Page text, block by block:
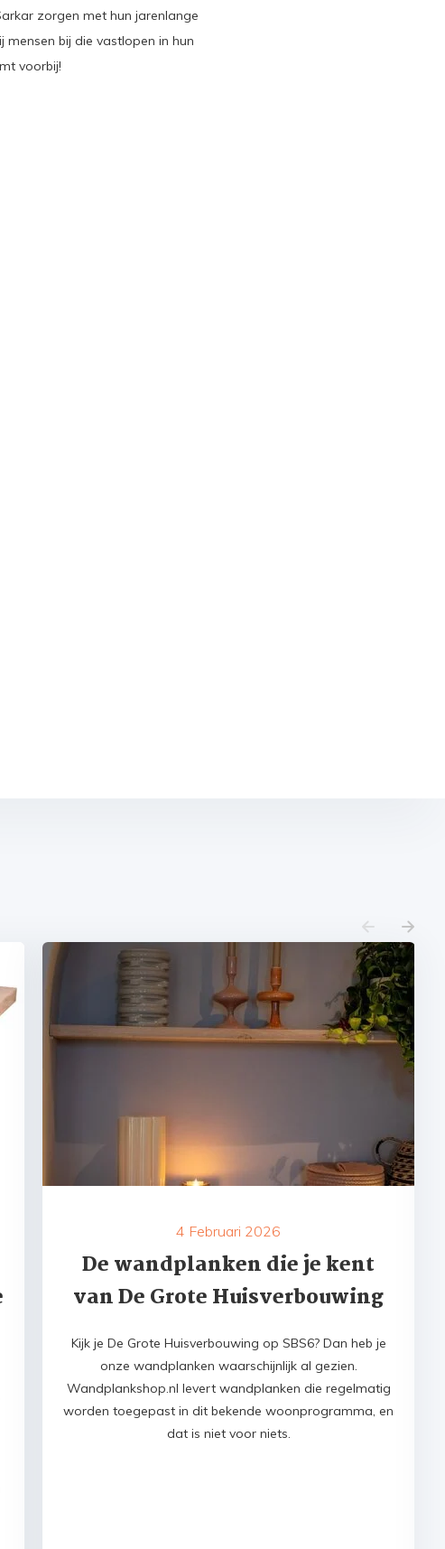
zorgen met hun jarenlange
bij die vastlopen in hun
voorbij!
4 Februari 2026
De wandplanken die je kent
van De Grote Huisverbouwing
Kijk je De Grote Huisverbouwing op SBS6? Dan heb je
onze wandplanken waarschijnlijk al gezien.
Wandplankshop.nl levert wandplanken die regelmatig
worden toegepast in dit bekende woonprogramma, en
dat is niet voor niets.